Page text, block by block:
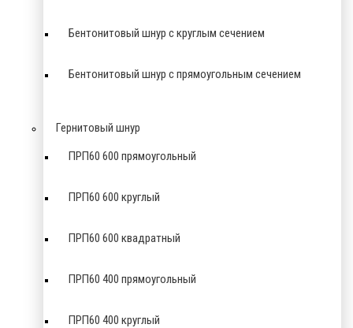
Бентонитовый шнур с круглым сечением
Бентонитовый шнур с прямоугольным сечением
Гернитовый шнур
ПРП60 600 прямоугольный
ПРП60 600 круглый
ПРП60 600 квадратный
ПРП60 400 прямоугольный
ПРП60 400 круглый